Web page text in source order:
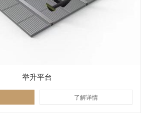
举升平台
了解详情